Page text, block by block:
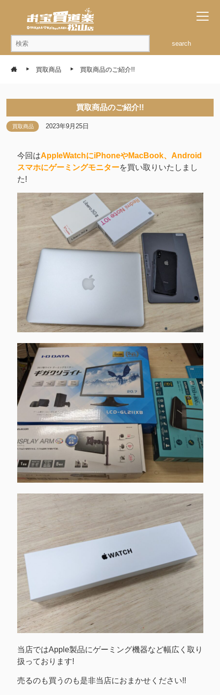
search
買取商品 買取商品のご紹介!!
買取商品のご紹介!!
買取商品 2023年9月25日
今回はAppleWatchにiPhoneやMacBook、Android
スマホにゲーミングモニターを買い取りいたしまし
た!
当店ではApple製品にゲーミング機器など幅広く取り
扱っております!
売るのも買うのも是非当店におまかせください!!